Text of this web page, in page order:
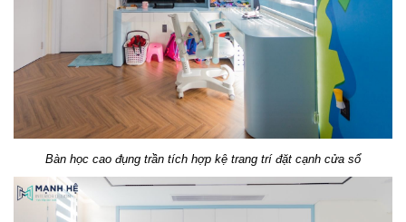
Bàn học cao đụng trần tích hợp kệ trang trí đặt cạnh cửa sổ